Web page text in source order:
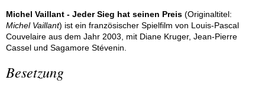
Michel Vaillant - Jeder Sieg hat seinen Preis (Originaltitel:
Michel Vaillant) ist ein französischer Spielfilm von Louis-Pascal
Couvelaire aus dem Jahr 2003, mit Diane Kruger, Jean-Pierre
Cassel und Sagamore Stévenin.
Besetzung